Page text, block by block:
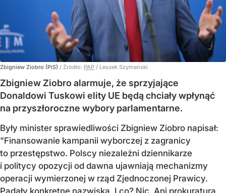
Zbigniew Ziobro (PiS) / Źródło: PAP / Leszek Szymański
Zbigniew Ziobro alarmuje, że sprzyjające
Donaldowi Tuskowi elity UE będą chciały wpłynąć
na przyszłoroczne wybory parlamentarne.
Były minister sprawiedliwości Zbigniew Ziobro napisał:
"Finansowanie kampanii wyborczej z zagranicy
to przestępstwo. Polscy niezależni dziennikarze
i politycy opozycji od dawna ujawniają mechanizmy
operacji wymierzonej w rząd Zjednoczonej Prawicy.